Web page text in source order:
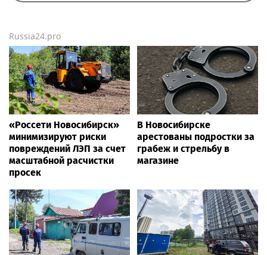
Russia24.pro
«Россети Новосибирск»
минимизируют риски
повреждений ЛЭП за счет
масштабной расчистки
просек
В Новосибирске
арестованы подростки за
грабеж и стрельбу в
магазине